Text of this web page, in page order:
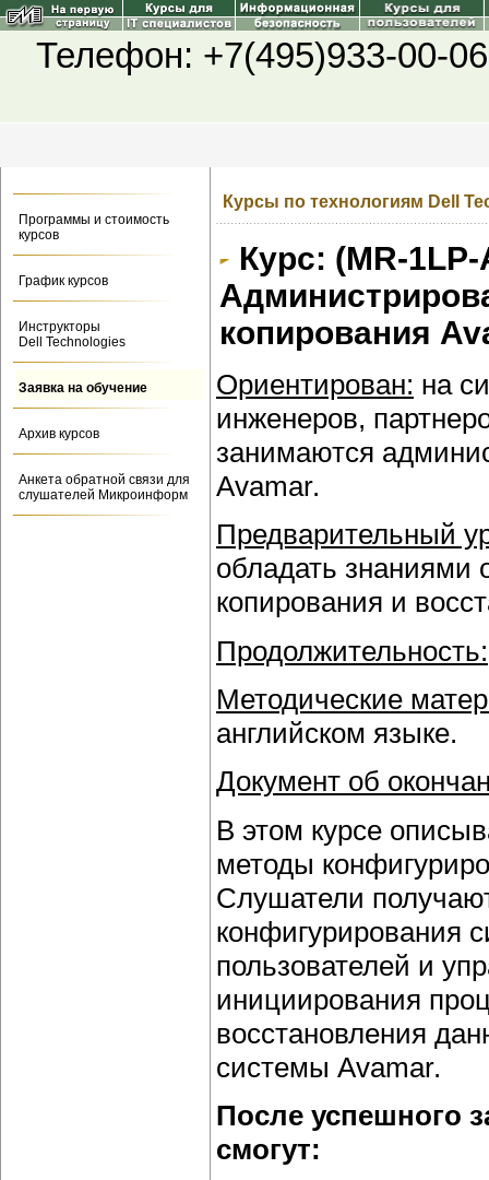
Телефон: +7(495)933-00-
Программы и стоимость
курсов
График курсов
Инструкторы
Dell Technologies
Заявка на обучение
Архив курсов
Анкета обратной связи для
слушателей Микроинформ
Курсы по технологиям Dell
Курс: (MR-
копирования
Ориентирован: на
инженеров,
занимаются
Avamar.
Предварительный
обладать знаниями
копирования и
Продолжительность:
Методические
английском языке.
Документ об
В этом курсе
методы
Слушатели
конфигурирования
пользователей и
инициирования
восстановления
системы Avamar.
После успешного
смогут: